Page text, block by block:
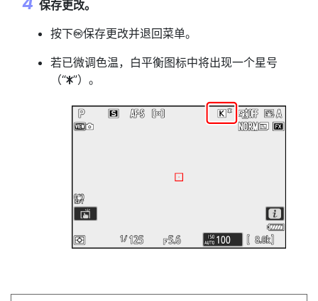
保存更改。
按下J保存更改并退回菜单。
若已微调色温，白平衡图标中将出现一个星号
（“U”）。